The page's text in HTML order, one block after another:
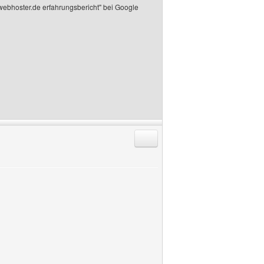
erfahrungsbericht" bei Google